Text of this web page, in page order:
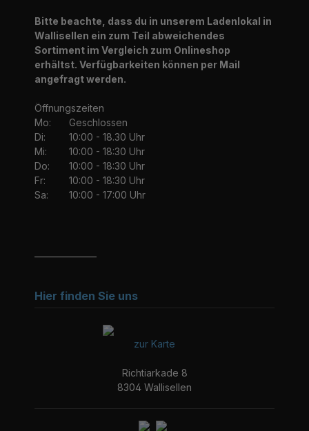
Bitte beachte, dass du in unserem Ladenlokal in
Wallisellen ein zum Teil abweichendes
Sortiment im Vergleich zum Onlineshop
erhältst. Verfügbarkeiten können per Mail
angefragt werden.
Öffnungszeiten
Mo:
Geschlossen
Di:
10:00 - 18.30 Uhr
Mi:
10:00 - 18:30 Uhr
Do:
10:00 - 18:30 Uhr
Fr:
10:00 - 18:30 Uhr
Sa:
10:00 - 17:00 Uhr
Hier finden Sie uns
zur Karte
Richtiarkade 8
8304 Wallisellen